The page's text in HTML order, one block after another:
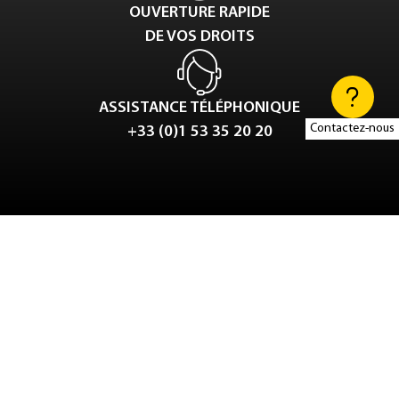
Contactez-nous
OUVERTURE RAPIDE
DE VOS DROITS
ASSISTANCE TÉLÉPHONIQUE
+33 (0)1 53 35 20 20